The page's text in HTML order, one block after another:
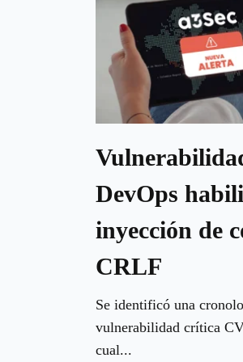
DevOps
inyección de
CRLF
Se identificó una
vulnerabilidad crítica
cual...